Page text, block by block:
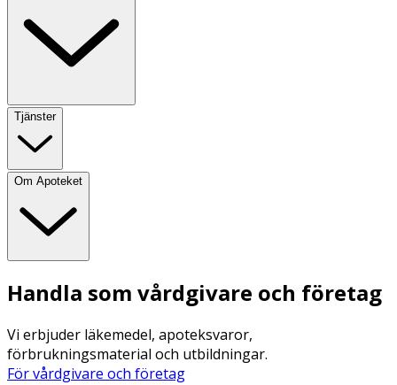
Tjänster
Om Apoteket
Handla som vårdgivare och företag
Vi erbjuder läkemedel, apoteksvaror,
förbrukningsmaterial och utbildningar.
För vårdgivare och företag